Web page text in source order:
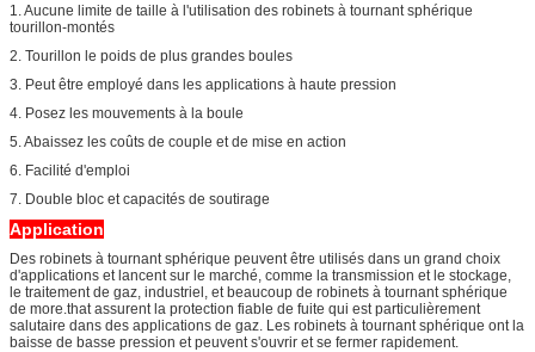
1. Aucune limite de taille à l'utilisation des robinets à tournant sphérique
tourillon-montés
2. Tourillon le poids de plus grandes boules
3. Peut être employé dans les applications à haute pression
4. Posez les mouvements à la boule
5. Abaissez les coûts de couple et de mise en action
6. Facilité d'emploi
7. Double bloc et capacités de soutirage
Application
Des robinets à tournant sphérique peuvent être utilisés dans un grand choix
d'applications et lancent sur le marché, comme la transmission et le stockage,
le traitement de gaz, industriel, et beaucoup de robinets à tournant sphérique
de more.that assurent la protection fiable de fuite qui est particulièrement
salutaire dans des applications de gaz. Les robinets à tournant sphérique ont la
baisse de basse pression et peuvent s'ouvrir et se fermer rapidement.